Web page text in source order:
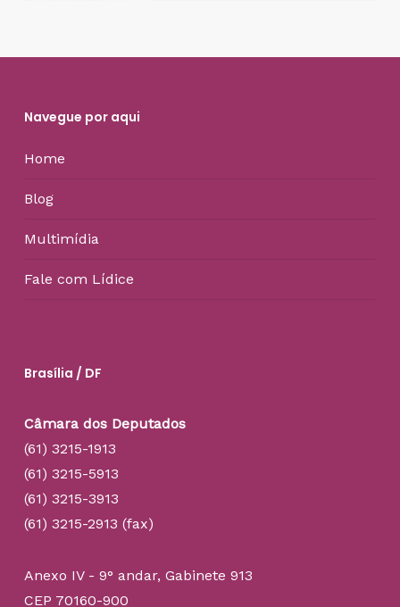
Navegue por aqui
Home
Blog
Multimídia
Fale com Lídice
Brasília / DF
Câmara dos Deputados
(61) 3215-1913
(61) 3215-5913
(61) 3215-3913
(61) 3215-2913 (fax)
Anexo IV - 9° andar, Gabinete 913
CEP 70160-900